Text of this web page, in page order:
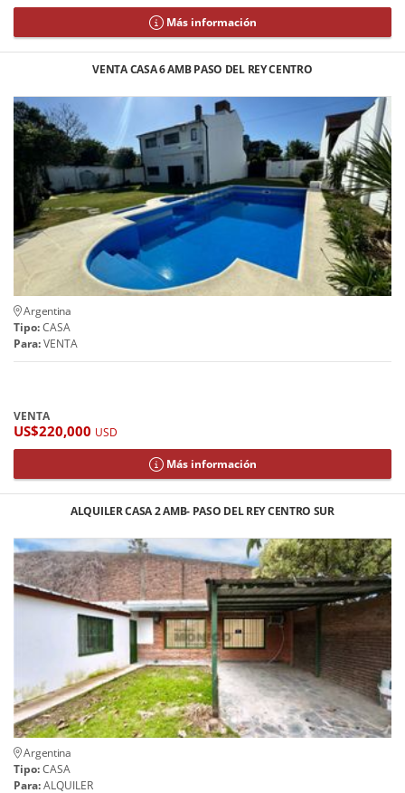
Más información
VENTA CASA 6 AMB PASO DEL REY CENTRO
Argentina
Tipo:CASA
Para:VENTA
VENTA
US$220,000 USD
Más información
ALQUILER CASA 2 AMB- PASO DEL REY CENTRO SUR
Argentina
Tipo:CASA
Para:ALQUILER